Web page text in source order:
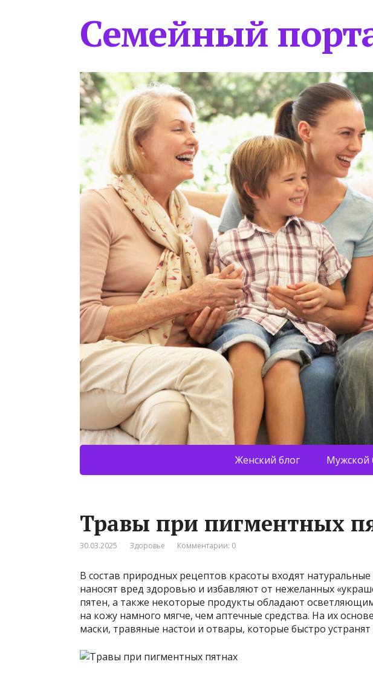
Семейный
Женский блог Мужской
Травы при пигментных
30.03.2025 Здоровье Комментарии: 0
В состав природных рецептов красоты входят
наносят вред здоровью и избавляют от нежеланных
пятен, а также некоторые продукты обладают
на кожу намного мягче, чем аптечные средства. На их
маски, травяные настои и отвары, которые быстро